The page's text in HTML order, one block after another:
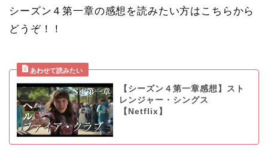
シーズン４第一章の感想を読みたい方はこちらから
どうぞ！！
【シーズン４第一章感想】スト
レンジャー・シングス
【Netflix】